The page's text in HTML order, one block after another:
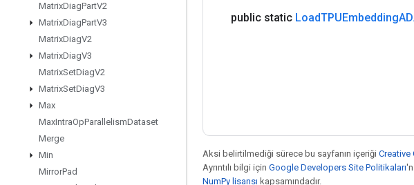
MatrixDiagPartV2
MatrixDiagPartV3
MatrixDiagV2
MatrixDiagV3
MatrixSetDiagV2
MatrixSetDiagV3
Max
MaxIntraOpParallelismDataset
Merge
Min
MirrorPad
public static LoadTPUEmbedding
Aksi belirtilmediği sürece bu sayfanın içeriği Creative
Ayrıntılı bilgi için Google Developers Site Politikaları
NumPy lisansı kapsamındadır.